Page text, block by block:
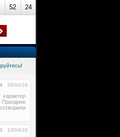
52 24
!
26/04/26
13/04/26